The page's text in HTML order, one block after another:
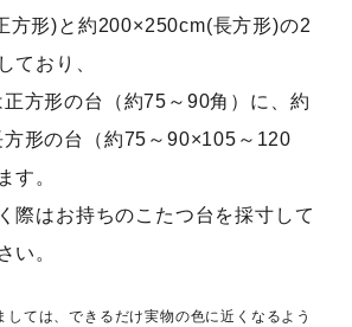
方形)と約200×250cm(長方形)の2
ており、
方形の台（約75～90角）に、約
形の台（約75～90×105～120
す。
際はお持ちのこたつ台を採寸して
い。
ては、できるだけ実物の色に近くなるよう